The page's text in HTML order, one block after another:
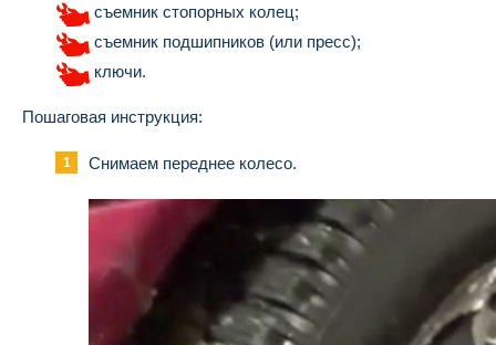
съемник стопорных колец;
съемник подшипников (или пресс);
ключи.
Пошаговая инструкция:
Снимаем переднее колесо.